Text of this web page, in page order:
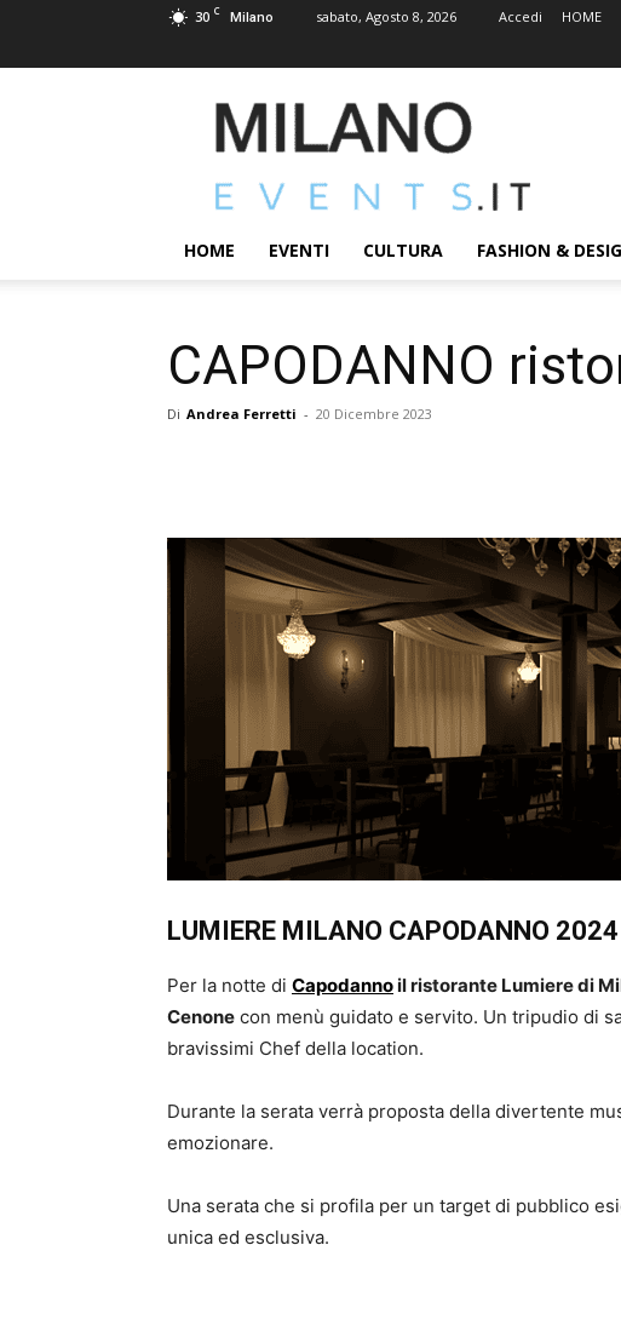
30 C Milano sabato, Agosto 8, 2026 Accedi HOME
MILANOEVENTS.IT
|
2.0
ed
Eventi
HOME EVENTI CULTURA FASHION &
CAPODANNO
Di Andrea Ferretti - 20 Dicembre 2023
LUMIERE MILANO CAPODANNO 2024
Per la notte di Capodannoil ristorante Lumiere di
Cenone con menù guidato e servito. Un tripudio di
bravissimi Chef della location.
Durante la serata verrà proposta della divertente
emozionare.
Una serata che si profila per un target di pubblico
unica ed esclusiva.